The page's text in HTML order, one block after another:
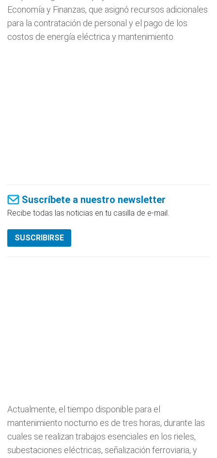
Economía y Finanzas, que asignó recursos adicionales
para la contratación de personal y el pago de los
costos de energía eléctrica y mantenimiento.
Suscríbete a nuestro newsletter
Recibe todas las noticias en tu casilla de e-mail.
SUSCRIBIRSE
Actualmente, el tiempo disponible para el
mantenimiento nocturno es de tres horas, durante las
cuales se realizan trabajos esenciales en los rieles,
subestaciones eléctricas, señalización ferroviaria, y